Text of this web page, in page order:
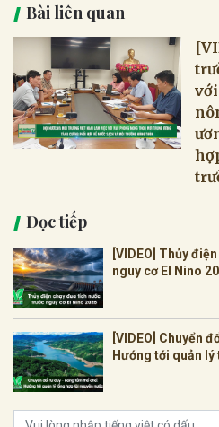
Bài liên quan
Đọc tiếp
[VIDEO] Thủy
nguy cơ El Nino
[VIDEO] Chuyển
Hướng tới quản